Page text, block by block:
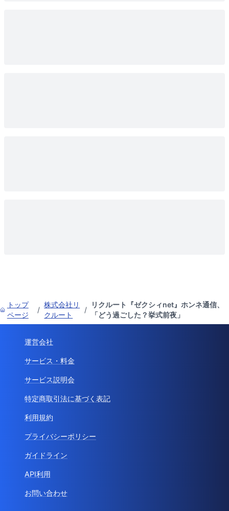
トップ
ページ
/
株式会社リ
クルート
/
リクルート『ゼクシィnet』ホンネ通信、
「どう過ごした？挙式前夜」
運営会社
サービス・料金
サービス説明会
特定商取引法に基づく表記
利用規約
プライバシーポリシー
ガイドライン
API利用
お問い合わせ